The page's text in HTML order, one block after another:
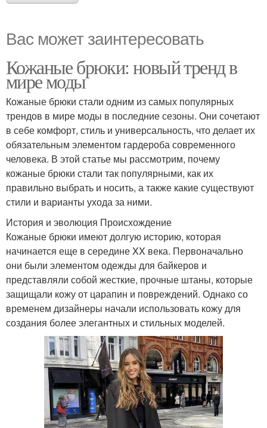
Вас может заинтересовать
Кожаные брюки: новый тренд в
мире моды
Кожаные брюки стали одним из самых популярных
трендов в мире моды в последние сезоны. Они сочетают
в себе комфорт, стиль и универсальность, что делает их
обязательным элементом гардероба современного
человека. В этой статье мы рассмотрим, почему
кожаные брюки стали так популярными, как их
правильно выбрать и носить, а также какие существуют
стили и варианты ухода за ними.
История и эволюция Происхождение
Кожаные брюки имеют долгую историю, которая
начинается еще в середине XX века. Первоначально
они были элементом одежды для байкеров и
представляли собой жесткие, прочные штаны, которые
защищали кожу от царапин и повреждений. Однако со
временем дизайнеры начали использовать кожу для
создания более элегантных и стильных моделей.